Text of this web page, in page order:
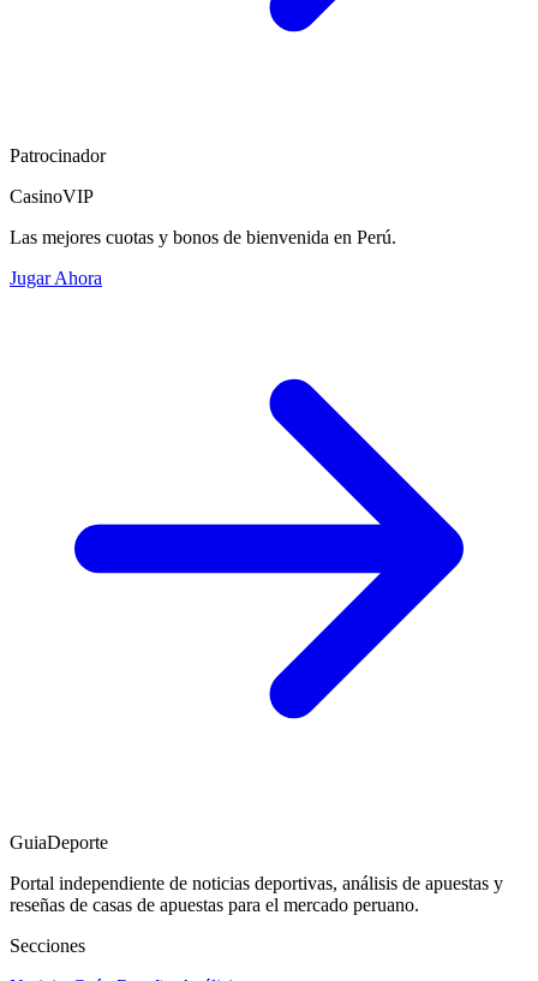
Patrocinador
CasinoVIP
Las mejores cuotas y bonos de bienvenida en Perú.
Jugar Ahora
GuiaDeporte
Portal independiente de noticias deportivas, análisis de apuestas y
reseñas de casas de apuestas para el mercado peruano.
Secciones